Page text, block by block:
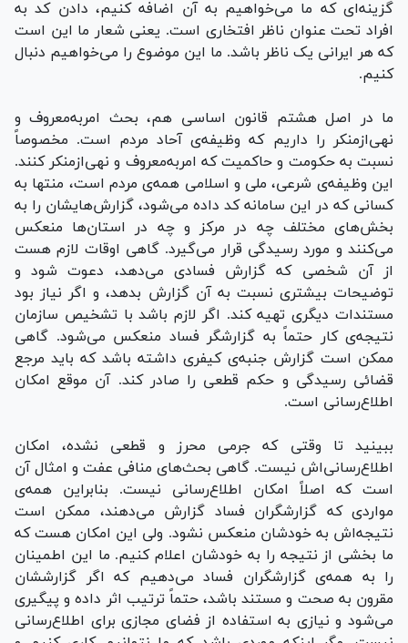
گزینه‌ای که ما می‌خواهیم به آن اضافه کنیم، دادن کد به
افراد تحت عنوان ناظر افتخاری است. یعنی شعار ما این است
که هر ایرانی یک ناظر باشد. ما این موضوع را می‌خواهیم دنبال
کنیم.
ما در اصل هشتم قانون اساسی هم، بحث امربه‌معروف و
نهی‌ازمنکر را داریم که وظیفه‌ی آحاد مردم است. مخصوصاً
نسبت به حکومت و حاکمیت که امربه‌معروف و نهی‌ازمنکر کنند.
این وظیفه‌ی شرعی، ملی و اسلامی همه‌ی مردم است، منتها به
کسانی که در این سامانه کد داده می‌شود، گزارش‌هایشان را به
بخش‌های مختلف چه در مرکز و چه در استان‌ها منعکس
می‌کنند و مورد رسیدگی قرار می‌گیرد. گاهی اوقات لازم هست
از آن شخصی که گزارش فسادی می‌دهد، دعوت شود و
توضیحات بیشتری نسبت به آن گزارش بدهد، و اگر نیاز بود
مستندات دیگری تهیه کند. اگر لازم باشد با تشخیص سازمان
نتیجه‌ی کار حتماً به گزارشگر فساد منعکس می‌شود. گاهی
ممکن است گزارش جنبه‌ی کیفری داشته باشد که باید مرجع
قضائی رسیدگی و حکم قطعی را صادر کند. آن موقع امکان
اطلاع‌رسانی است.
ببینید تا وقتی که جرمی محرز و قطعی نشده، امکان
اطلاع‌رسانی‌اش نیست. گاهی بحث‌های منافی عفت و امثال آن
است که اصلاً امکان اطلاع‌رسانی نیست. بنابراین همه‌ی
مواردی که گزارشگران فساد گزارش می‌دهند، ممکن است
نتیجه‌اش به خودشان منعکس نشود. ولی این امکان هست که
ما بخشی از نتیجه‌ را به خودشان اعلام کنیم. ما این اطمینان
را به همه‌ی گزارشگران فساد می‌دهیم که اگر گزارششان
مقرون به صحت و مستند باشد، حتماً‌ ترتیب اثر داده و پیگیری
می‌شود و نیازی به استفاده از فضای مجازی برای اطلاع‌رسانی